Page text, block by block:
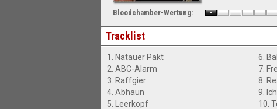
Bloodchamber-Wertung:
Tracklist
1. Natauer Pakt
2. ABC-Alarm
3. Raffgier
4. Abhaun
5. Leerkopf
6.
7.
8.
9.
10.